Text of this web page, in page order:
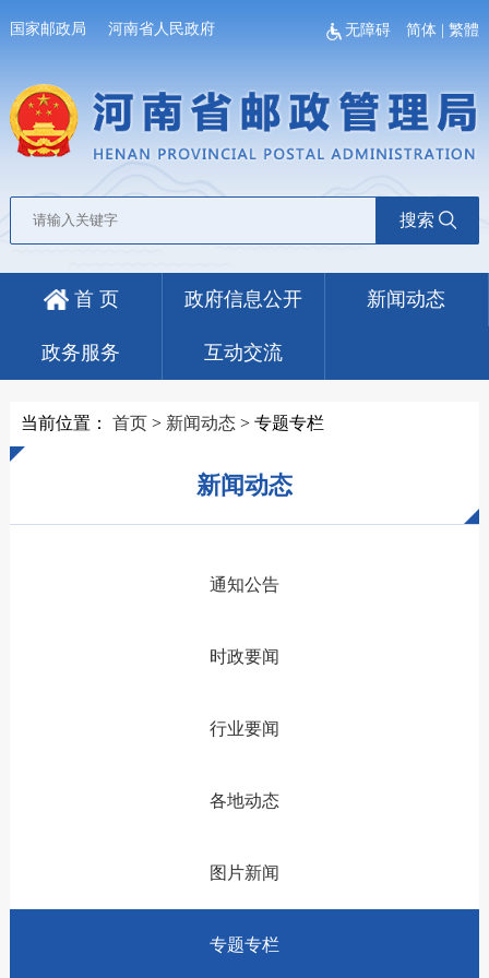
国家邮政局 河南省人民政府 无障碍 简体 |繁體
搜索
首 页 政府信息公开 新闻动态
政务服务 互动交流
当前位置： 首页> 新闻动态> 专题专栏
新闻动态
通知公告
时政要闻
行业要闻
各地动态
图片新闻
专题专栏